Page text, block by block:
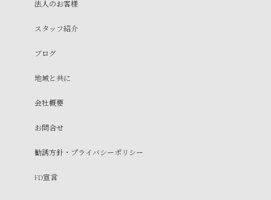
法人のお客様
スタッフ紹介
ブログ
地域と共に
会社概要
お問合せ
勧誘方針・プライバシーポリシー
FD宣言